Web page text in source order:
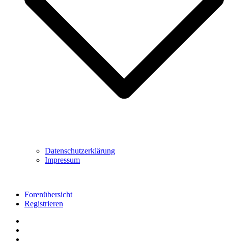
Datenschutzerklärung
Impressum
Forenübersicht
Registrieren